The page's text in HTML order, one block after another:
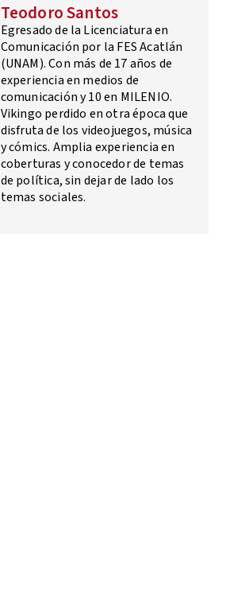
Teodoro Santos
Egresado de la Licenciatura en
Comunicación por la FES Acatlán
(UNAM). Con más de 17 años de
experiencia en medios de
comunicación y 10 en MILENIO.
Vikingo perdido en otra época que
disfruta de los videojuegos, música
y cómics. Amplia experiencia en
coberturas y conocedor de temas
de política, sin dejar de lado los
temas sociales.